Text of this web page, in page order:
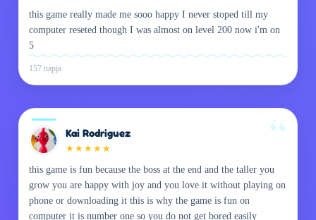
this game really made me sooo happy I never stoped till my
computer reseted though I was almost on level 200 now i'm on
5
157 napja
Kai Rodriguez
★ ★ ★ ★ ★
this game is fun because the boss at the end and the taller you
grow you are happy with joy and you love it without playing on
phone or downloading it this is why the game is fun on
computer it is number one so you do not get bored easily